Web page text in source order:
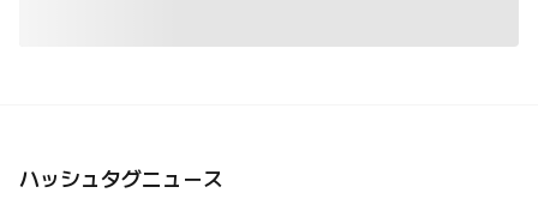
ハッシュタグニュース